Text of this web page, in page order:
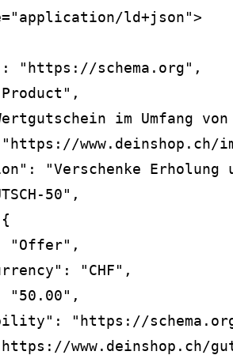
ld+json">
"https://schema.org",
im Umfang
www.deinshop.ch/
"Verschenke Erholung
50",
"Offer",
"CHF",
"50.00",
"https://
www.deinshop.ch/